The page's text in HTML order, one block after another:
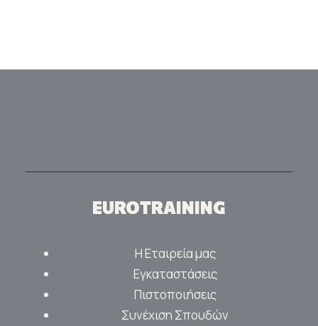
EUROTRAINING
Η Εταιρεία μας
Εγκαταστάσεις
Πιστοποιήσεις
Συνέχιση Σπουδών